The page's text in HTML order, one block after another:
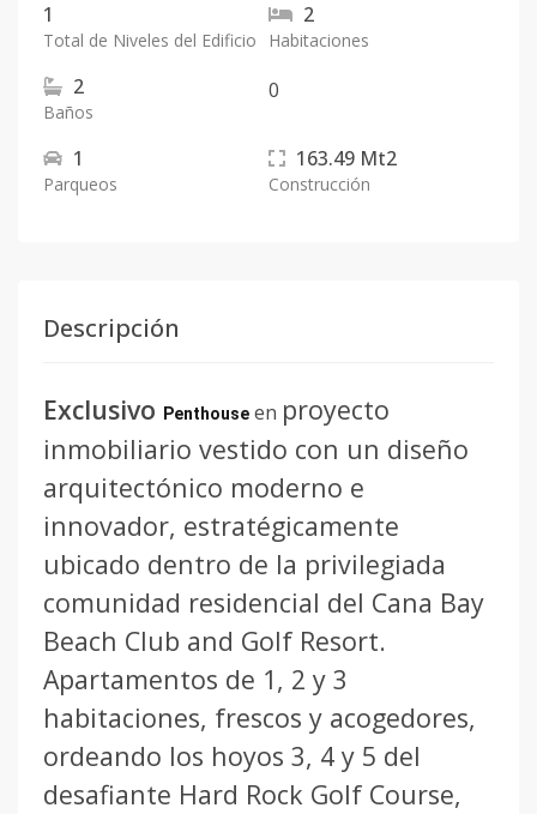
1
Total de Niveles del Edificio
2
Habitaciones
2
Baños
0
1
Parqueos
163.49 Mt2
Construcción
Descripción
Exclusivo Penthouse en proyecto
inmobiliario vestido con un diseño
arquitectónico moderno e
innovador, estratégicamente
ubicado dentro de la privilegiada
comunidad residencial del Cana Bay
Beach Club and Golf Resort.
Apartamentos de 1, 2 y 3
habitaciones, frescos y acogedores,
ordeando los hoyos 3, 4 y 5 del
desafiante Hard Rock Golf Course,